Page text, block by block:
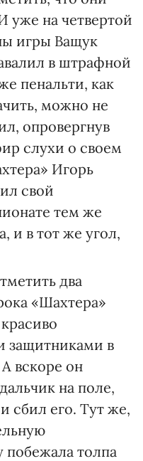
уже на четвертой
игры Ващук
в штрафной
пенальти, как
можно не
опровергнув
слухи о своем
Игорь
свой
тем же
и в тот же угол,
два
«Шахтера»
защитниками в
вскоре он
на поле,
сбил его. Тут же,
побежала толпа